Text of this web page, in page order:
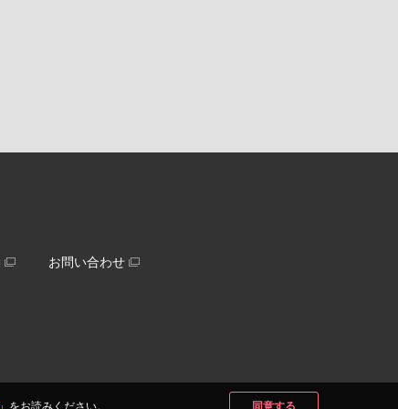
」をお読みください。 同意する
お問い合わせ